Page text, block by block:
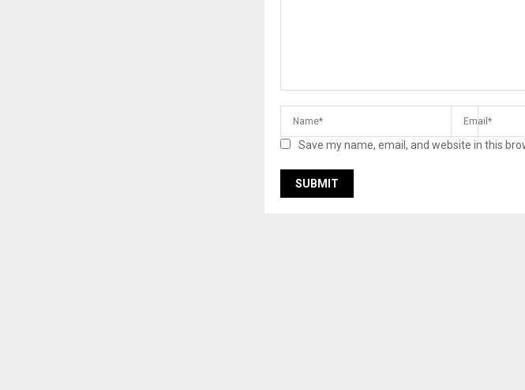
Save my name, email, and website in this